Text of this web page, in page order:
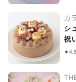
カ
シ
祝
ン